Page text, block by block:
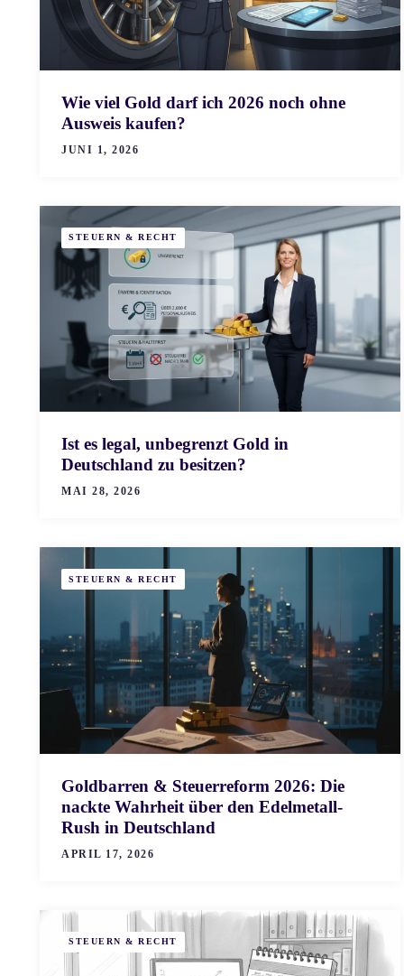
Wie viel Gold darf ich 2026 noch ohne
Ausweis kaufen?
JUNI 1, 2026
STEUERN & RECHT
Ist es legal, unbegrenzt Gold in
Deutschland zu besitzen?
MAI 28, 2026
STEUERN & RECHT
Goldbarren & Steuerreform 2026: Die
nackte Wahrheit über den Edelmetall-
Rush in Deutschland
APRIL 17, 2026
STEUERN & RECHT